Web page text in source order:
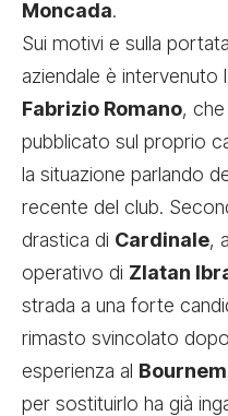
Moncada.
Sui motivi e sulla
aziendale è
Fabrizio Romano,
pubblicato sul proprio
la situazione parlando
recente del club.
drastica di Cardinale,
operativo di Zlatan
strada a una forte
rimasto svincolato
esperienza al
per sostituirlo ha già